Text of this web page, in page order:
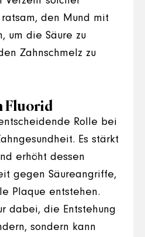
den Mund mit
um die Säure zu
Zahnschmelz zu
Fluorid
Rolle bei
Es stärkt
erhöht dessen
gegen Säureangriffe,
Plaque entstehen.
dabei, die Entstehung
sondern kann